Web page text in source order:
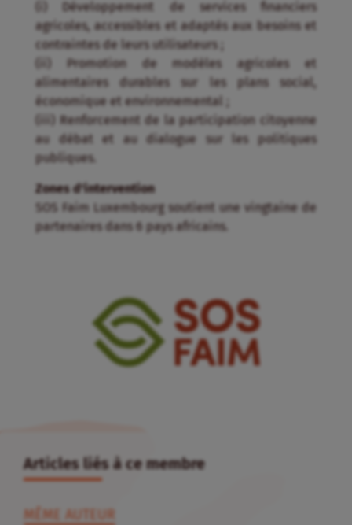
(i) Développement de services financiers
agricoles, accessibles et adaptés aux besoins et
contraintes de leurs utilisateurs ;
(ii) Promotion de modèles agricoles et
alimentaires durables sur les plans social,
économique et environnemental ;
(iii) Renforcement de la participation citoyenne
au débat et au dialogue sur les politiques
publiques.
Zones d'intervention
SOS Faim Luxembourg soutient une vingtaine de
partenaires dans 6 pays africains.
Articles liés à ce membre
MÊME AUTEUR